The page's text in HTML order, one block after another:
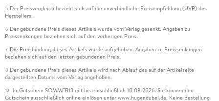
5 Der Preisvergleich bezieht sich auf die unverbindliche Preisempfehlung (UVP) des
Herstellers.
6 Der gebundene Preis dieses Artikels wurde vom Verlag gesenkt. Angaben zu
Preissenkungen beziehen sich auf den vorherigen Preis.
7 Die Preisbindung dieses Artikels wurde aufgehoben. Angaben zu Preissenkungen
beziehen sich auf den letzten gebundenen Preis.
8 Der gebundene Preis dieses Artikels wird nach Ablauf des auf der Artikelseite
dargestellten Datums vom Verlag angehoben.
12 Ihr Gutschein SOMMER13 gilt bis einschließlich 10.08.2026. Sie können den
Gutschein ausschließlich online einlösen unter www.hugendubel.de. Keine Bestellung